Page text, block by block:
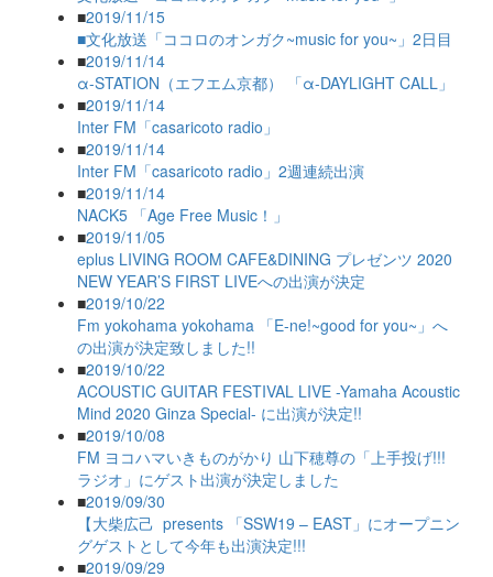
■2019/11/15
■文化放送「ココロのオンガク~music for you~」2日目
■2019/11/14
α-STATION（エフエム京都） 「α-DAYLIGHT CALL」
■2019/11/14
Inter FM「casaricoto radio」
■2019/11/14
Inter FM「casaricoto radio」2週連続出演
■2019/11/14
NACK5 「Age Free Music！」
■2019/11/05
eplus LIVING ROOM CAFE&DINING プレゼンツ 2020
NEW YEAR’S FIRST LIVEへの出演が決定
■2019/10/22
Fm yokohama yokohama 「E-ne!~good for you~」へ
の出演が決定致しました!!
■2019/10/22
ACOUSTIC GUITAR FESTIVAL LIVE -Yamaha Acoustic
Mind 2020 Ginza Special- に出演が決定!!
■2019/10/08
FM ヨコハマいきものがかり 山下穂尊の「上手投げ!!!
ラジオ」にゲスト出演が決定しました
■2019/09/30
【大柴広己 presents 「SSW19 – EAST」にオープニン
グゲストとして今年も出演決定!!!
■2019/09/29